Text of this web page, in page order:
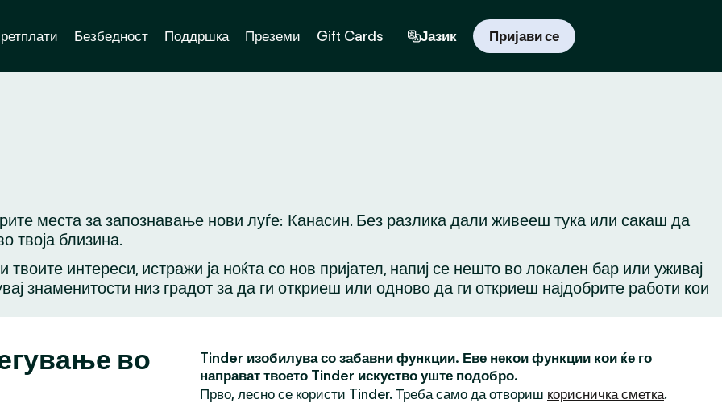
Безбедност Поддршка Преземи Gift Cards Јазик Пријави се
места за запознавање нови луѓе: Канасин. Без разлика дали живееш тука или сакаш да
твоја близина.
интереси, истражи ја ноќта со нов пријател, напиј се нешто во локален бар или уживај
знаменитости низ градот за да ги откриеш или одново да ги откриеш најдобрите работи кои
во
Tinder изобилува со забавни функции. Еве некои функции кои ќе го
направат твоето Tinder искуство уште подобро.
Прво, лесно се користи Tinder. Треба само да отвориш корисничка сметка.